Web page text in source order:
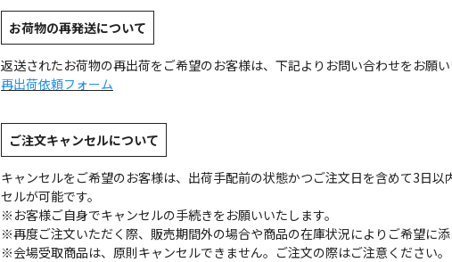
お荷物の再発送について
返送されたお荷物の再出荷をご希望のお客様は、下記よりお問い合わせをお願い
再出荷依頼フォーム
ご注文キャンセルについて
キャンセルをご希望のお客様は、出荷手配前の状態かつご注文日を含めて3日
セルが可能です。
※お客様ご自身でキャンセルの手続きをお願いいたします。
※再度ご注文いただく際、販売期間外の場合や商品の在庫状況によりご希望に添
※会場受取商品は、原則キャンセルできません。ご注文の際はご注意ください。